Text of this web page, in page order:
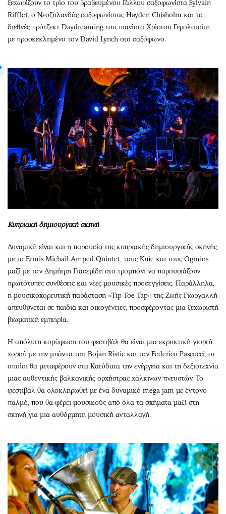
ξεχωρίζουν το τρίο του βραβευμένου Γάλλου σαξοφωνίστα Sylvain
Rifflet, ο Νεοζηλανδός σαξοφωνίστας Hayden Chisholm και το
διεθνές πρότζεκτ Daydreaming του πιανίστα Χρίστου Γερολατσίτη
με προσκεκλημένο τον David Lynch στο σαξόφωνο.
Κυπριακή δημιουργική σκηνή
Δυναμική είναι και η παρουσία της κυπριακής δημιουργικής σκηνής,
με το Ermis Michail Amped Quintet, τους Krúe και τους Ogmios
μαζί με τον Δημήτρη Γιασεμίδη στο τρομπόνι να παρουσιάζουν
πρωτότυπες συνθέσεις και νέες μουσικές προσεγγίσεις. Παράλληλα,
η μουσικοχορευτική παράσταση «Tip Toe Tap» της Ζωής Γιωργαλλή
απευθύνεται σε παιδιά και οικογένειες, προσφέροντας μια ξεχωριστή
βιωματική εμπειρία.
Η απόλυτη κορύφωση του φεστιβάλ θα είναι μια εκρηκτική γιορτή
χορού με την μπάντα του Bojan Ristic και τον Federico Pascucci, οι
οποίοι θα μεταφέρουν στα Κατύδατα την ενέργεια και τη δεξιοτεχνία
μιας αυθεντικής βαλκανικής ορχήστρας χάλκινων πνευστών. Το
φεστιβάλ θα ολοκληρωθεί με ένα δυναμικό mega jam με έντονο
παλμό, που θα φέρει μουσικούς από όλα τα σχήματα μαζί στη
σκηνή για μια αυθόρμητη μουσική ανταλλαγή.